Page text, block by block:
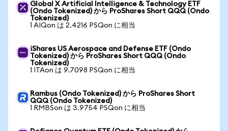
Global X Artificial Intelligence & Technology ETF
(Ondo Tokenized) から ProShares Short QQQ (Ondo
Tokenized)
1 AIQon は 2.4216 PSQon に相当
iShares US Aerospace and Defense ETF (Ondo
Tokenized) から ProShares Short QQQ (Ondo
Tokenized)
1 ITAon は 9.7098 PSQon に相当
Rambus (Ondo Tokenized) から ProShares Short
QQQ (Ondo Tokenized)
1 RMBSon は 3.9754 PSQon に相当